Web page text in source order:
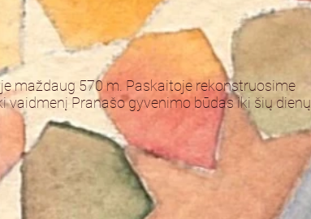
maždaug 570 m. Paskaitoje rekonstruosime
vaidmenį Pranašo gyvenimo būdas iki šių dienų